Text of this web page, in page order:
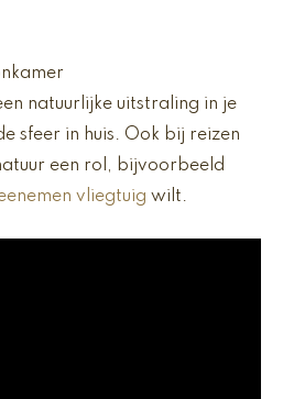
natuurlijke uitstraling in je
sfeer in huis. Ook bij reizen
een rol, bijvoorbeeld
vliegtuig wilt.